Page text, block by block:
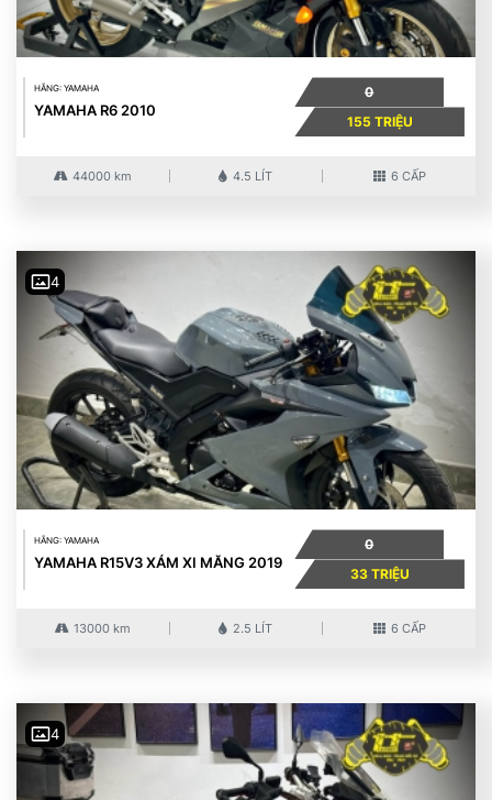
HÃNG: YAMAHA
YAMAHA R6 2010
0
155 TRIỆU
44000 km 4.5 LÍT 6 CẤP
4
HÃNG: YAMAHA
YAMAHA R15V3 XÁM XI MĂNG 2019
0
33 TRIỆU
13000 km 2.5 LÍT 6 CẤP
4